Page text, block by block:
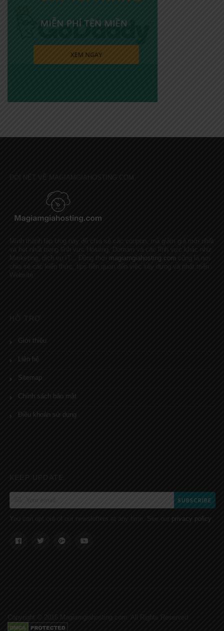
ĐÔI NÉT VỀ MAGIAMGIAHOSTING.COM
Mình thành lập blog này để chia sẻ các coupon, mã giảm giá mới nhất
và hot nhất trong lĩnh vực Hosting, Domain và các lĩnh vực khác như
Marketing, dịch vụ IT... Đồng thời magiamgiahosting.com cũng là nơi
chia sẻ các kiến thức, tips liên quan đến việc xây dựng và phát triển
Website
HỖ TRỢ
Giới thiệu
Liên hệ
Sitemap
Chính sách bảo mật
Điều khoản sử dụng
KEEP UPDATE
SUBSCRIBE
You can opt out of our newsletters at any time. See our privacy policy
Copyright © 2016 Magiamgiahosting.com. All Rights Reserved